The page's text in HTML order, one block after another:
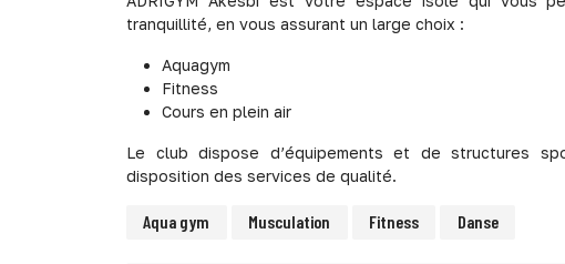
tranquillité, en vous assurant un large choix :
Aquagym
Fitness
Cours en plein air
Le club dispose d’équipements et de structures
disposition des services de qualité.
Aqua gym Musculation Fitness Danse